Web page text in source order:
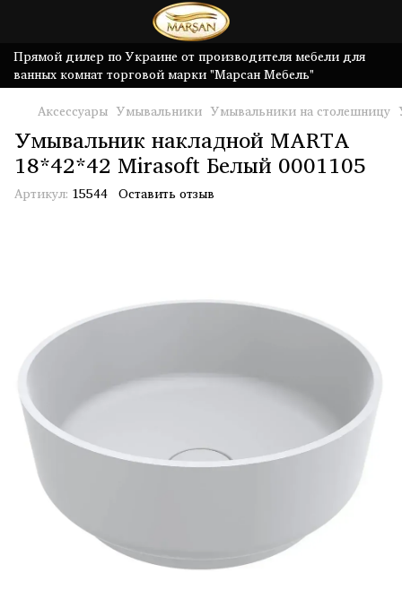
Прямой дилер по Украине от производителя мебели для
ванных комнат торговой марки "Марсан Мебель"
Аксессуары Умывальники Умывальники на столешницу
Умывальник накладной MARTA
18*42*42 Mirasoft Белый 0001105
Артикул: 15544 Оставить отзыв